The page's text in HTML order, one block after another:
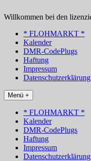
Inhalt
Willkommen bei den
* FLOHMARKT *
Kalender
DMR-CodePlugs
Haftung
Impressum
Datenschutzerklärung
Menü +
* FLOHMARKT *
Kalender
DMR-CodePlugs
Haftung
Impressum
Datenschutzerklärung